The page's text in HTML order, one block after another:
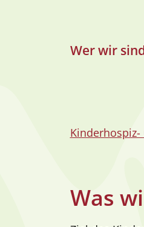
Wer wir
Was